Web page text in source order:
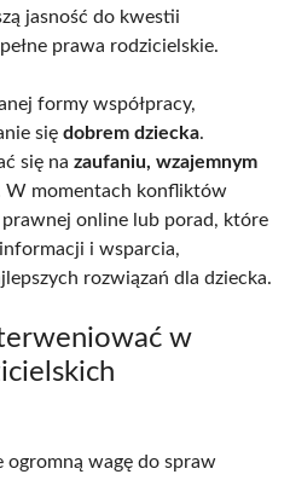
jasność do kwestii
prawa rodzicielskie.
formy współpracy,
się dobrem dziecka.
się na zaufaniu, wzajemnym
W momentach konfliktów
online lub porad, które
i wsparcia,
rozwiązań dla dziecka.
w
ogromną wagę do spraw